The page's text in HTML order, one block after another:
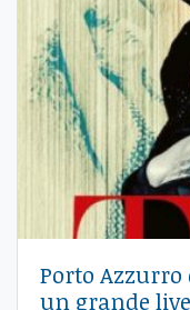
Porto
un grande live